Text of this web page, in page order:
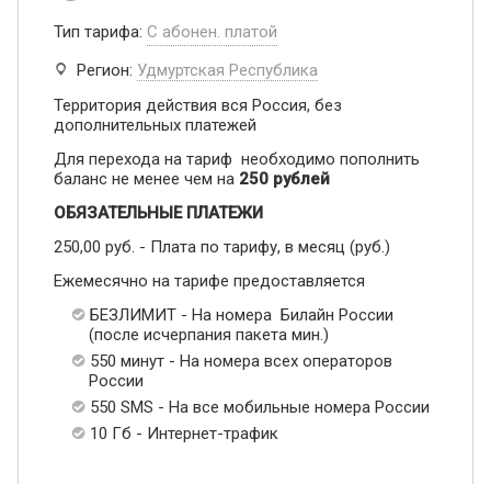
Тип тарифа: С абонен. платой
Регион: Удмуртская Республика
Территория действия вся Россия, без
дополнительных платежей
Для перехода на тариф необходимо пополнить
баланс не менее чем на 250 рублей
ОБЯЗАТЕЛЬНЫЕ ПЛАТЕЖИ
250,00 руб. - Плата по тарифу, в месяц (руб.)
Ежемесячно на тарифе предоставляется
БЕЗЛИМИТ - На номера Билайн России
(после исчерпания пакета мин.)
550 минут - На номера всех операторов
России
550 SMS - На все мобильные номера России
10 Гб - Интернет-трафик